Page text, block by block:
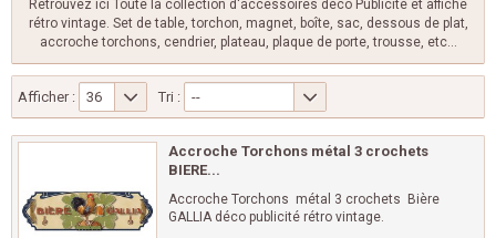
Retrouvez ici Toute la collection d'accessoires déco Publicité et affiche
rétro vintage. Set de table, torchon, magnet, boîte, sac, dessous de plat,
accroche torchons, cendrier, plateau, plaque de porte, trousse, etc...
Afficher : 36 Tri : --
Accroche Torchons métal 3 crochets
BIERE...
Accroche Torchons métal 3 crochets Bière
GALLIA déco publicité rétro vintage.